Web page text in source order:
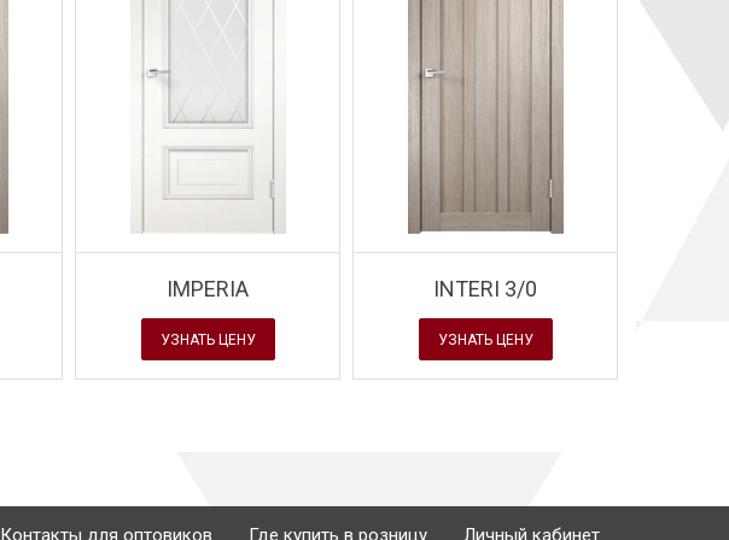
- модель ALTO 2
ECO FLEX
Завод Velldoris -
- модель ALTO
IMPERIA
УЗНАТЬ ЦЕНУ
INTERI 3/0
УЗНАТЬ ЦЕНУ
Контакты для оптовиков Где купить в розницу Личный кабинет